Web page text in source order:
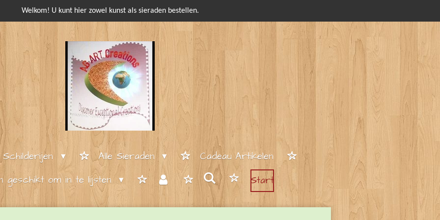
Welkom! U kunt hier zowel kunst als sieraden bestellen.
Schilderijen Alle Sieraden
Cadeau Artikelen
geschikt om in te lijsten
Start